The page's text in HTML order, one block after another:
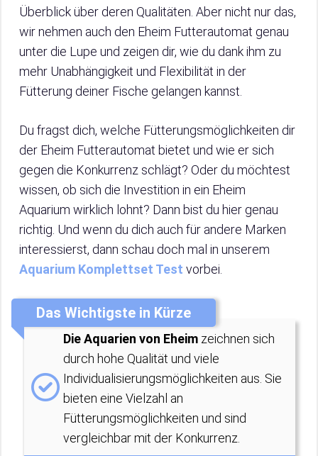
Überblick über deren Qualitäten. Aber nicht nur das,
wir nehmen auch den Eheim Futterautomat genau
unter die Lupe und zeigen dir, wie du dank ihm zu
mehr Unabhängigkeit und Flexibilität in der
Fütterung deiner Fische gelangen kannst.
Du fragst dich, welche Fütterungsmöglichkeiten dir
der Eheim Futterautomat bietet und wie er sich
gegen die Konkurrenz schlägt? Oder du möchtest
wissen, ob sich die Investition in ein Eheim
Aquarium wirklich lohnt? Dann bist du hier genau
richtig. Und wenn du dich auch für andere Marken
interessierst, dann schau doch mal in unserem
Aquarium Komplettset Test vorbei.
Das Wichtigste in Kürze
Die Aquarien von Eheim zeichnen sich
durch hohe Qualität und viele
Individualisierungsmöglichkeiten aus. Sie
bieten eine Vielzahl an
Fütterungsmöglichkeiten und sind
vergleichbar mit der Konkurrenz.